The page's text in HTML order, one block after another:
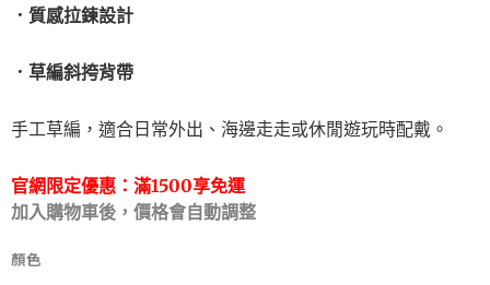
．質感拉鍊設計
．草編斜挎背帶
手工草編，適合日常外出、海邊走走或休閒遊玩時配戴。
官網限定優惠： 滿1500享免運
加入購物車後，價格會自動調整
顏色